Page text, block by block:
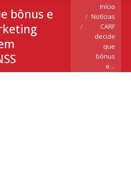
bônus e
Você está aqui:
Início
Notícias
CARF
decide
que
bônus
e…